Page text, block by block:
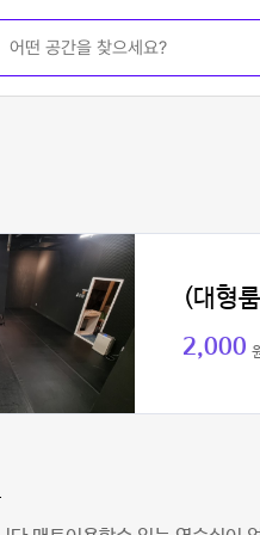
(대형
2,000